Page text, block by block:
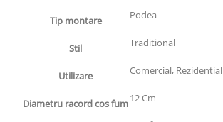
Tip montare Podea
Stil Traditional
Utilizare Comercial, Rezidential
Diametru racord cos fum12 Cm